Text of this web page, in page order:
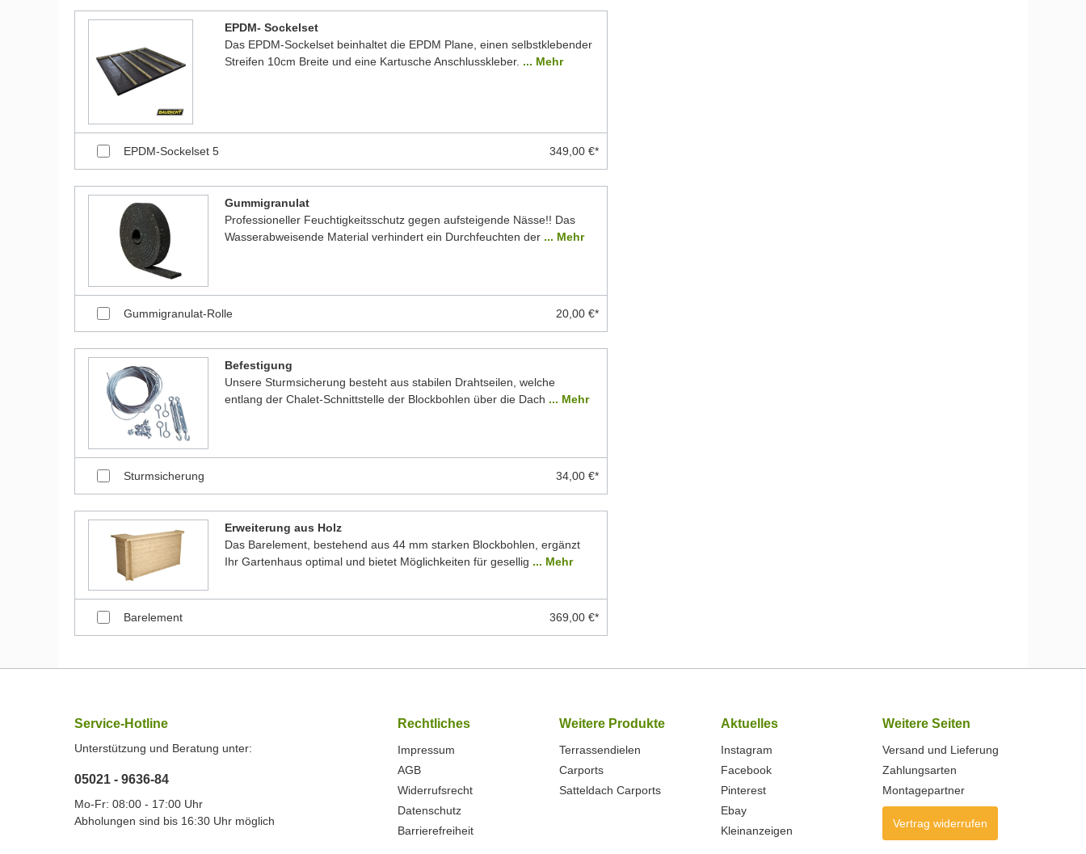
EPDM- Sockelset
Das EPDM-Sockelset beinhaltet die EPDM Plane, einen selbstklebender
Streifen 10cm Breite und eine Kartusche Anschlusskleber. ... Mehr
EPDM-Sockelset 5 349,00 €*
Gummigranulat
Professioneller Feuchtigkeitsschutz gegen aufsteigende Nässe!! Das
Wasserabweisende Material verhindert ein Durchfeuchten der ... Mehr
Gummigranulat-Rolle 20,00 €*
Befestigung
Unsere Sturmsicherung besteht aus stabilen Drahtseilen, welche
entlang der Chalet-Schnittstelle der Blockbohlen über die Dach ... Mehr
Sturmsicherung 34,00 €*
Erweiterung aus Holz
Das Barelement, bestehend aus 44 mm starken Blockbohlen, ergänzt
Ihr Gartenhaus optimal und bietet Möglichkeiten für gesellig ... Mehr
Barelement 369,00 €*
Service-Hotline
Unterstützung und Beratung unter:
05021 - 9636-84
Mo-Fr: 08:00 - 17:00 Uhr
Abholungen sind bis 16:30 Uhr möglich
Rechtliches
Impressum
AGB
Widerrufsrecht
Datenschutz
Barrierefreiheit
Weitere Produkte
Terrassendielen
Carports
Satteldach Carports
Aktuelles
Instagram
Facebook
Pinterest
Ebay
Kleinanzeigen
Weitere Seiten
Versand und Lieferung
Zahlungsarten
Montagepartner
Vertrag widerrufen